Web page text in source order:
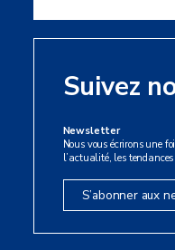
Suivez
Newsletter
Nous vous écrirons une
l’actualité, les
S’abonner aux